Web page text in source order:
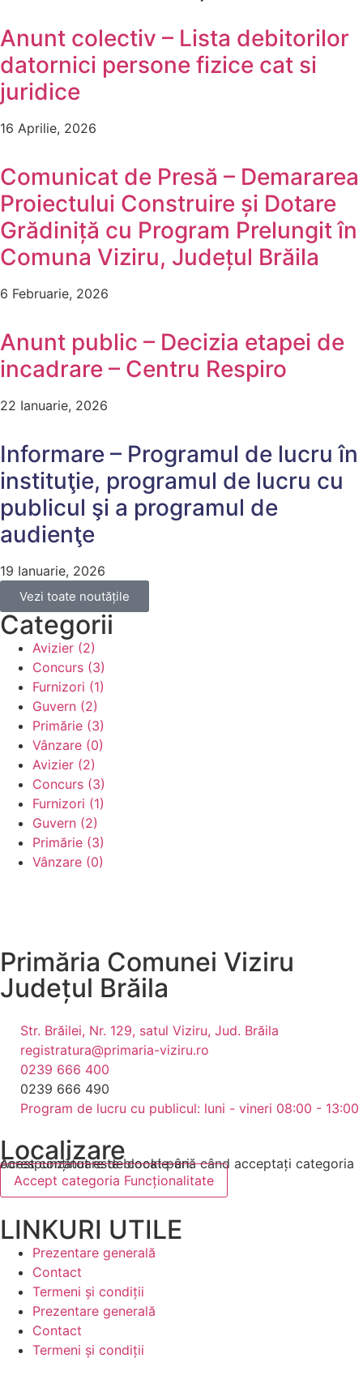
Anunt colectiv – Lista debitorilor
datornici persone fizice cat si
juridice
16 Aprilie, 2026
Comunicat de Presă – Demararea
Proiectului Construire și Dotare
Grădiniță cu Program Prelungit în
Comuna Viziru, Județul Brăila
6 Februarie, 2026
Anunt public – Decizia etapei de
incadrare – Centru Respiro
22 Ianuarie, 2026
Informare – Programul de lucru în
instituţie, programul de lucru cu
publicul şi a programul de
audienţe
19 Ianuarie, 2026
Vezi toate noutățile
Categorii
Avizier (2)
Concurs (3)
Furnizori (1)
Guvern (2)
Primărie (3)
Vânzare (0)
Avizier (2)
Concurs (3)
Furnizori (1)
Guvern (2)
Primărie (3)
Vânzare (0)
Primăria Comunei Viziru
Județul Brăila
Str. Brăilei, Nr. 129, satul Viziru, Jud. Brăila
registratura@primaria-viziru.ro
0239 666 400
0239 666 490
Program de lucru cu publicul: luni - vineri 08:00 - 13:00
Localizare
Acest conținut este blocat până când acceptați categoria corespunzătoare de cookie-uri.
Accept categoria Funcționalitate
LINKURI UTILE
Prezentare generală
Contact
Termeni și condiții
Prezentare generală
Contact
Termeni și condiții